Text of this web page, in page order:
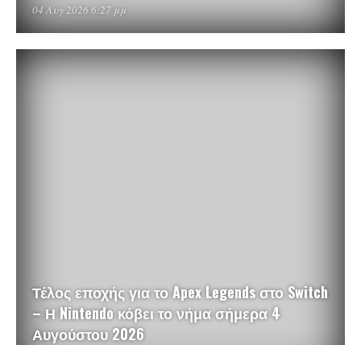
04 Αυγ 2026 6:27 μμ
Τέλος εποχής για το Apex Legends στο Switch
– Η Nintendo κόβει το νήμα σήμερα 4
Αυγούστου 2026